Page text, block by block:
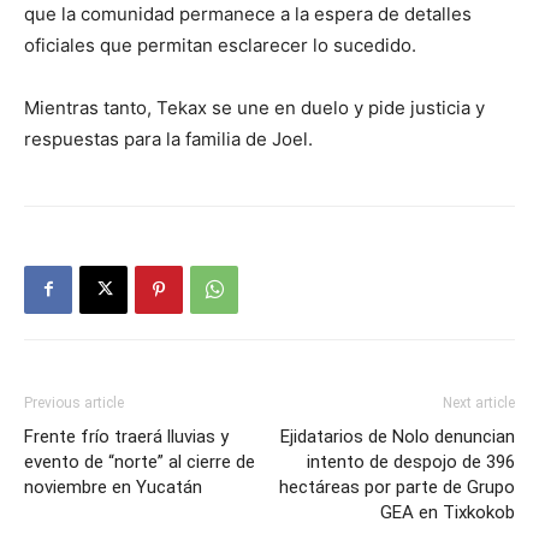
que la comunidad permanece a la espera de detalles
oficiales que permitan esclarecer lo sucedido.
Mientras tanto, Tekax se une en duelo y pide justicia y
respuestas para la familia de Joel.
Previous article
Frente frío traerá lluvias y
evento de “norte” al cierre de
noviembre en Yucatán
Next article
Ejidatarios de Nolo denuncian
intento de despojo de 396
hectáreas por parte de Grupo
GEA en Tixkokob